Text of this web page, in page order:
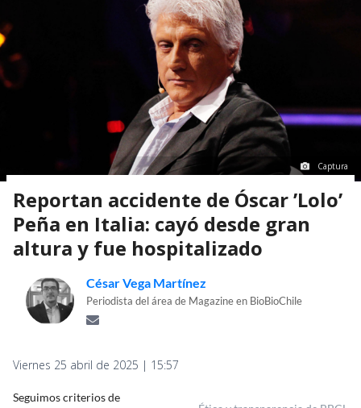
Captura
Reportan accidente de Óscar ’Lolo’
Peña en Italia: cayó desde gran
altura y fue hospitalizado
César Vega Martínez
Periodista del área de Magazine en BioBioChile
Viernes 25 abril de 2025 | 15:57
Seguimos criterios de